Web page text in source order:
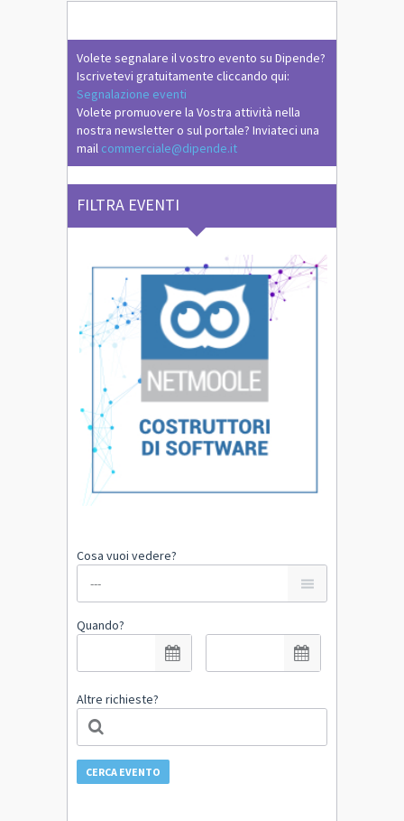
Volete segnalare il vostro evento su Dipende?
Iscrivetevi gratuitamente cliccando qui:
Segnalazione eventi
Volete promuovere la Vostra attività nella
nostra newsletter o sul portale? Inviateci una
mail commerciale@dipende.it
FILTRA EVENTI
Cosa vuoi vedere?
Quando?
Altre richieste?
CERCA EVENTO